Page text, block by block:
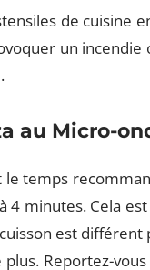
de cuisine
un incendie
au Micro-
temps
minutes. Cela
est différent
Reportez-vous